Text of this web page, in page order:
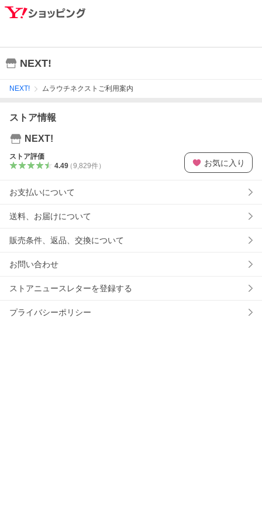
NEXT!
NEXT! ムラウチネクストご利用案内
ストア情報
NEXT!
ストア評価
4.49（9,829件） お気に入り
お支払いについて
送料、お届けについて
販売条件、返品、交換について
お問い合わせ
ストアニュースレターを登録する
プライバシーポリシー